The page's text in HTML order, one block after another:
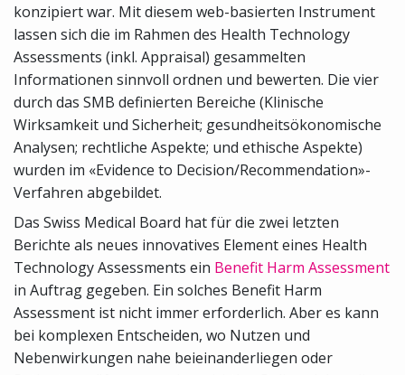
konzipiert war. Mit diesem web-basierten Instrument
lassen sich die im Rahmen des Health Technology
Assessments (inkl. Appraisal) gesammelten
Informationen sinnvoll ordnen und bewerten. Die vier
durch das SMB definierten Bereiche (Klinische
Wirksamkeit und Sicherheit; gesundheitsökonomische
Analysen; rechtliche Aspekte; und ethische Aspekte)
wurden im «Evidence to Decision/Recommendation»-
Verfahren abgebildet.
Das Swiss Medical Board hat für die zwei letzten
Berichte als neues innovatives Element eines Health
Technology Assessments ein Benefit Harm Assessment
in Auftrag gegeben. Ein solches Benefit Harm
Assessment ist nicht immer erforderlich. Aber es kann
bei komplexen Entscheiden, wo Nutzen und
Nebenwirkungen nahe beieinanderliegen oder